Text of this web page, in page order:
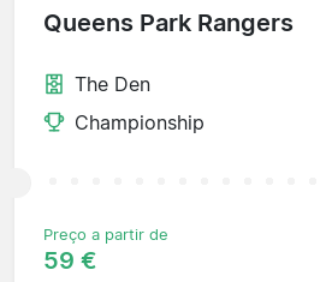
Queens Park Rangers
The Den
Championship
Preço a partir de
59 €